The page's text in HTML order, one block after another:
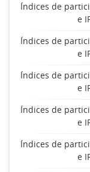
Índices de
e
Índices de
e
Índices de
e
Índices de
e
Índices de
e